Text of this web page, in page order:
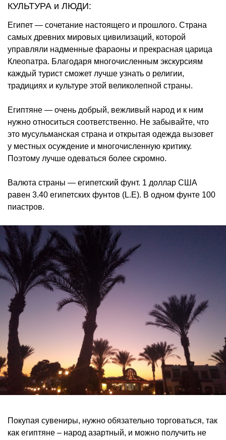
КУЛЬТУРА и ЛЮДИ:
Египет — сочетание настоящего и прошлого. Страна
самых древних мировых цивилизаций, которой
управляли надменные фараоны и прекрасная царица
Клеопатра. Благодаря многочисленным экскурсиям
каждый турист сможет лучше узнать о религии,
традициях и культуре этой великолепной страны.
Египтяне — очень добрый, вежливый народ и к ним
нужно относиться соответственно. Не забывайте, что
это мусульманская страна и открытая одежда вызовет
у местных осуждение и многочисленную критику.
Поэтому лучше одеваться более скромно.
Валюта страны — египетский фунт. 1 доллар США
равен 3.40 египетских фунтов (L.E). В одном фунте 100
пиастров.
Покупая сувениры, нужно обязательно торговаться, так
как египтяне – народ азартный, и можно получить не